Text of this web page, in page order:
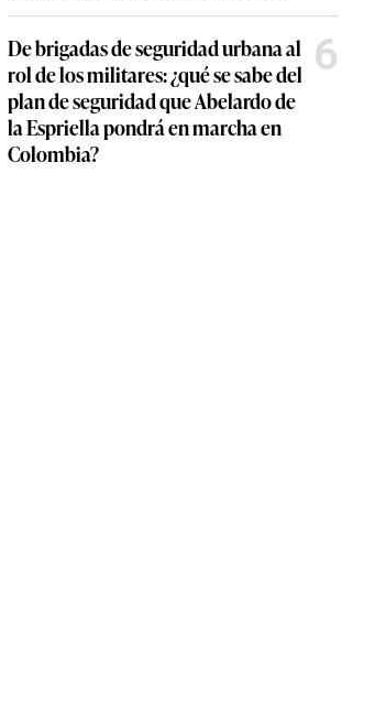
De brigadas de seguridad urbana al
rol de los militares: ¿qué se sabe del
plan de seguridad que Abelardo de
la Espriella pondrá en marcha en
Colombia?
6